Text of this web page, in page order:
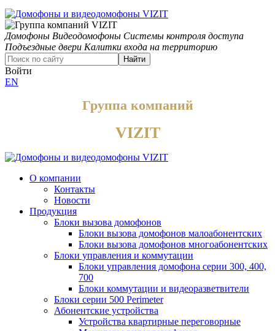
Домофоны Видеодомофоны Системы контроля доступа
Подъездные двери Калитки входа на территорию
Найти
Войти
EN
Группа компаний
VIZIT
О компании
Контакты
Новости
Продукция
Блоки вызова домофонов
Блоки вызова домофонов малоабонентских
Блоки вызова домофонов многоабонентских
Блоки управления и коммутации
Блоки управления домофона серии 300, 400,
700
Блоки коммутации и видеоразветвители
Блоки серии 500 Perimeter
Абонентские устройства
Устройства квартирные переговорные